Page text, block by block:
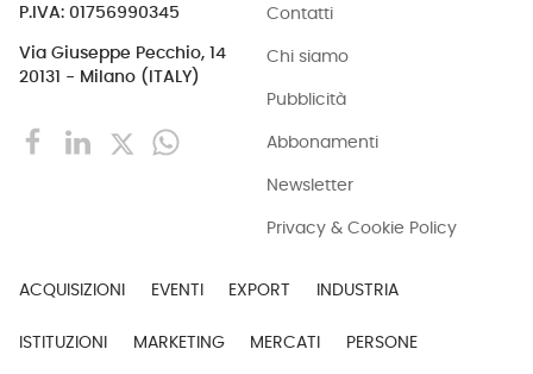
P.IVA: 01756990345
Via Giuseppe Pecchio, 14
20131 - Milano (ITALY)
Contatti
Chi siamo
Pubblicità
Abbonamenti
Newsletter
Privacy & Cookie Policy
ACQUISIZIONI EVENTI EXPORT INDUSTRIA
ISTITUZIONI MARKETING MERCATI PERSONE